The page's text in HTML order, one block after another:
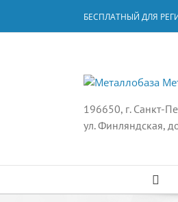
content
БЕСПЛАТНЫЙ ДЛЯ
196650, г. Санкт-
ул. Финляндская,